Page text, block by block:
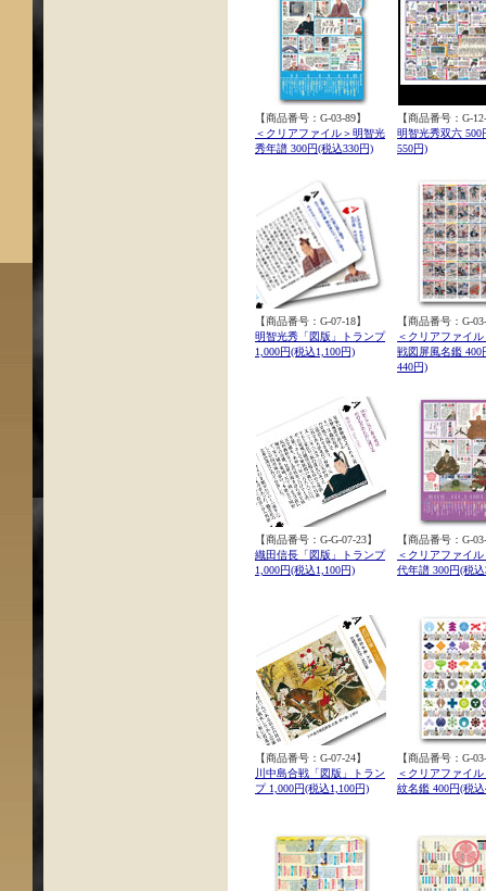
【商品番号：G-03-89】
＜クリアファイル＞明智光
秀年譜 300円(税込330円)
【商品番号：G-
明智光秀双六 500
550円)
【商品番号：G-07-18】
明智光秀「図版」トランプ
1,000円(税込1,100円)
【商品番号：G-
＜クリアファイ
戦図屏風名鑑 400
440円)
【商品番号：G-G-07-23】
織田信長「図版」トランプ
1,000円(税込1,100円)
【商品番号：G-
＜クリアファイ
代年譜 300円(税込
【商品番号：G-07-24】
川中島合戦「図版」トラン
プ 1,000円(税込1,100円)
【商品番号：G-
＜クリアファイ
紋名鑑 400円(税込